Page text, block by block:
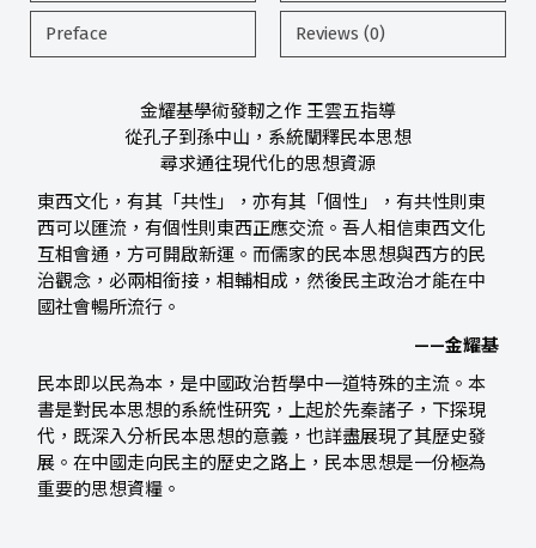
Preface Reviews (0)
金耀基學術發軔之作 王雲五指導
從孔子到孫中山，系統闡釋民本思想
尋求通往現代化的思想資源
東西文化，有其「共性」，亦有其「個性」，有共性則東
西可以匯流，有個性則東西正應交流。吾人相信東西文化
互相會通，方可開啟新運。而儒家的民本思想與西方的民
治觀念，必兩相銜接，相輔相成，然後民主政治才能在中
國社會暢所流行。
——金耀基
民本即以民為本，是中國政治哲學中一道特殊的主流。本
書是對民本思想的系統性研究，上起於先秦諸子，下探現
代，既深入分析民本思想的意義，也詳盡展現了其歷史發
展。在中國走向民主的歷史之路上，民本思想是一份極為
重要的思想資糧。